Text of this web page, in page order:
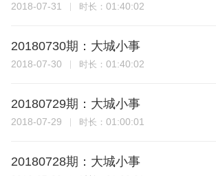
2018-07-31 时长： 01:40:02
20180730期：大城小事
2018-07-30 时长： 01:40:02
20180729期：大城小事
2018-07-29 时长： 01:00:01
20180728期：大城小事